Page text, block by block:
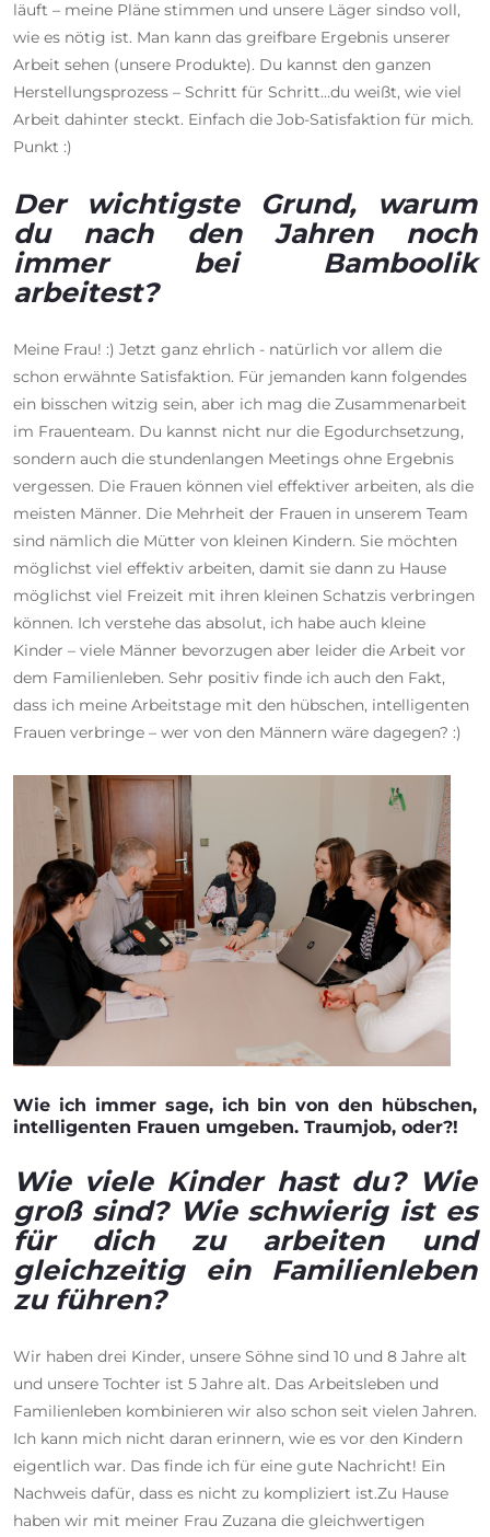
läuft – meine Pläne stimmen und unsere Läger sindso voll,
wie es nötig ist. Man kann das greifbare Ergebnis unserer
Arbeit sehen (unsere Produkte). Du kannst den ganzen
Herstellungsprozess – Schritt für Schritt…du weißt, wie viel
Arbeit dahinter steckt. Einfach die Job-Satisfaktion für mich.
Punkt :)
Der wichtigste Grund, warum
du nach den Jahren noch
immer bei Bamboolik
arbeitest?
Meine Frau! :) Jetzt ganz ehrlich - natürlich vor allem die
schon erwähnte Satisfaktion. Für jemanden kann folgendes
ein bisschen witzig sein, aber ich mag die Zusammenarbeit
im Frauenteam. Du kannst nicht nur die Egodurchsetzung,
sondern auch die stundenlangen Meetings ohne Ergebnis
vergessen. Die Frauen können viel effektiver arbeiten, als die
meisten Männer. Die Mehrheit der Frauen in unserem Team
sind nämlich die Mütter von kleinen Kindern. Sie möchten
möglichst viel effektiv arbeiten, damit sie dann zu Hause
möglichst viel Freizeit mit ihren kleinen Schatzis verbringen
können. Ich verstehe das absolut, ich habe auch kleine
Kinder – viele Männer bevorzugen aber leider die Arbeit vor
dem Familienleben. Sehr positiv finde ich auch den Fakt,
dass ich meine Arbeitstage mit den hübschen, intelligenten
Frauen verbringe – wer von den Männern wäre dagegen? :)
Wie ich immer sage, ich bin von den hübschen,
intelligenten Frauen umgeben. Traumjob, oder?!
Wie viele Kinder hast du? Wie
groß sind? Wie schwierig ist es
für dich zu arbeiten und
gleichzeitig ein Familienleben
zu führen?
Wir haben drei Kinder, unsere Söhne sind 10 und 8 Jahre alt
und unsere Tochter ist 5 Jahre alt. Das Arbeitsleben und
Familienleben kombinieren wir also schon seit vielen Jahren.
Ich kann mich nicht daran erinnern, wie es vor den Kindern
eigentlich war. Das finde ich für eine gute Nachricht! Ein
Nachweis dafür, dass es nicht zu kompliziert ist.Zu Hause
haben wir mit meiner Frau Zuzana die gleichwertigen